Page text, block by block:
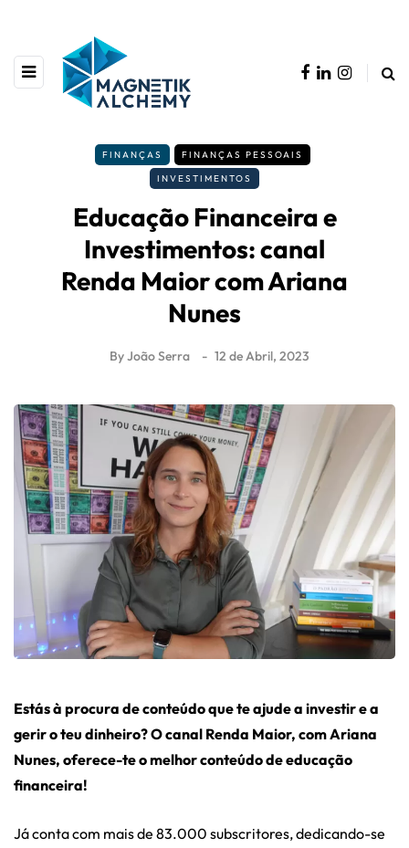
FINANÇAS
FINANÇAS PESSOAIS
INVESTIMENTOS
Educação Financeira e
Investimentos: canal
Renda Maior com Ariana
Nunes
ByJoão Serra 12 de Abril, 2023
Estás à procura de conteúdo que te ajude a investir e a
gerir o teu dinheiro? O canal Renda Maior, com Ariana
Nunes, oferece-te o melhor conteúdo de educação
financeira!
Já conta com mais de 83.000 subscritores, dedicando-se